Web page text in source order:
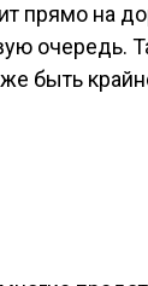
прямо на
очередь.
быть